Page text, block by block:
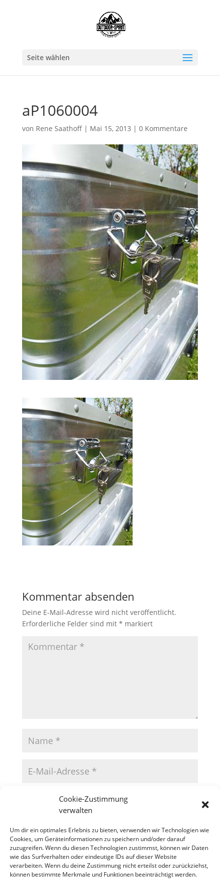
Cookie-Zustimmung
verwalten
Um dir ein optimales Erlebnis zu bieten, verwenden wir Technologien wie
Cookies, um Geräteinformationen zu speichern und/oder darauf
zuzugreifen. Wenn du diesen Technologien zustimmst, können wir Daten
wie das Surfverhalten oder eindeutige IDs auf dieser Website
verarbeiten. Wenn du deine Zustimmung nicht erteilst oder zurückziehst,
können bestimmte Merkmale und Funktionen beeinträchtigt werden.
Seite wählen
aP1060004
von Rene Saathoff| Mai 15, 2013 | 0 Kommentare
Kommentar absenden
Deine E-Mail-Adresse wird nicht veröffentlicht.
Erforderliche Felder sind mit * markiert